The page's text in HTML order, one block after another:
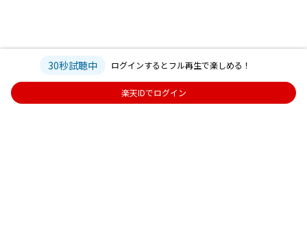
30秒試聴中 ログインするとフル再生で楽しめる！
楽天IDでログイン